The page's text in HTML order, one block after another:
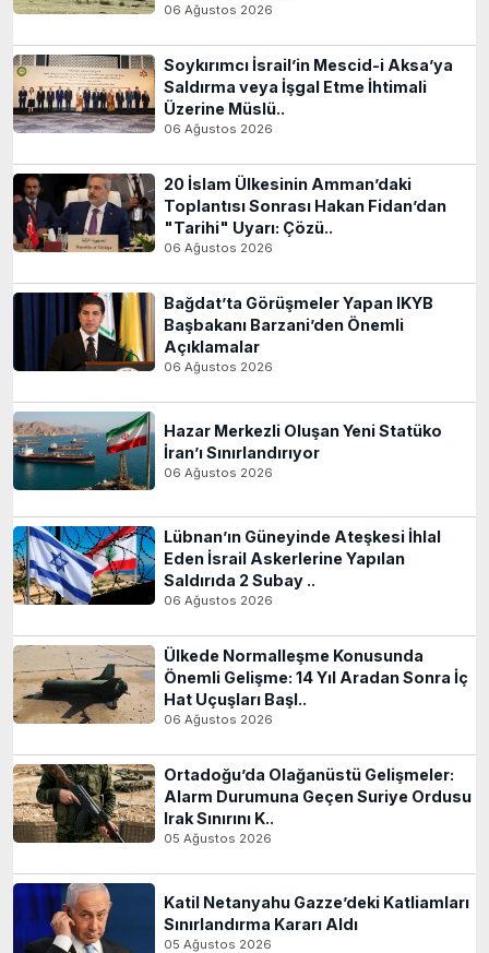
06 Ağustos 2026
Soykırımcı İsrail’in Mescid-i Aksa’ya
Saldırma veya İşgal Etme İhtimali
Üzerine Müslü..
06 Ağustos 2026
20 İslam Ülkesinin Amman’daki
Toplantısı Sonrası Hakan Fidan’dan
"Tarihi" Uyarı: Çözü..
06 Ağustos 2026
Bağdat’ta Görüşmeler Yapan IKYB
Başbakanı Barzani’den Önemli
Açıklamalar
06 Ağustos 2026
Hazar Merkezli Oluşan Yeni Statüko
İran’ı Sınırlandırıyor
06 Ağustos 2026
Lübnan’ın Güneyinde Ateşkesi İhlal
Eden İsrail Askerlerine Yapılan
Saldırıda 2 Subay ..
06 Ağustos 2026
Ülkede Normalleşme Konusunda
Önemli Gelişme: 14 Yıl Aradan Sonra İç
Hat Uçuşları Başl..
06 Ağustos 2026
Ortadoğu’da Olağanüstü Gelişmeler:
Alarm Durumuna Geçen Suriye Ordusu
Irak Sınırını K..
05 Ağustos 2026
Katil Netanyahu Gazze’deki Katliamları
Sınırlandırma Kararı Aldı
05 Ağustos 2026